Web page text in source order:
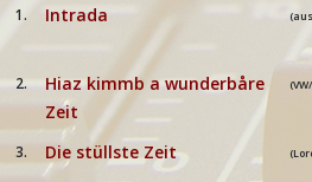
1. Intrada
2.
Hiaz kimmb a wunderbåre
Zeit
3. Die stüllste Zeit